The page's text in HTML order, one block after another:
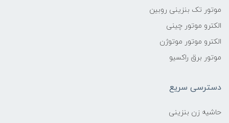
موتور تک بنزینی روبین
الکترو موتور چینی
الکترو موتور موتوژن
موتور برق راکسیو
دسترسی سریع
حاشیه زن بنزینی